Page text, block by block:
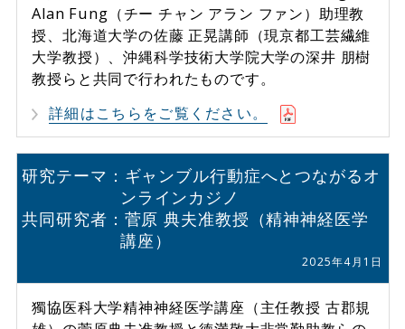
Alan Fung（チー チャン アラン ファン）助理教
授、北海道大学の佐藤 正晃講師（現京都工芸繊維
大学教授）、沖縄科学技術大学院大学の深井 朋樹
教授らと共同で行われたものです。
詳細はこちらをご覧ください。
研究テーマ：ギャンブル行動症へとつながるオ
ンラインカジノ
共同研究者：菅原 典夫准教授（精神神経医学
講座）
2025年4月1日
獨協医科大学精神神経医学講座（主任教授 古郡規